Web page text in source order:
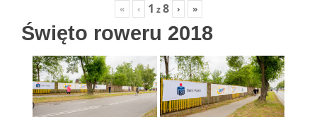
« ‹ 1 z8 › »
Święto roweru 2018